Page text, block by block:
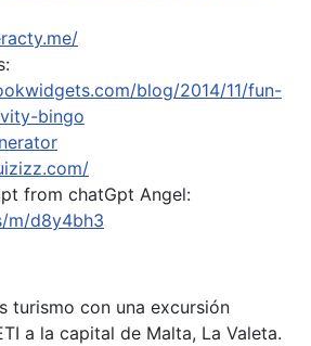
blog/2014/11/fun-
bingo
from chatGpt Angel:
m/d8y4bh3
turismo con una excursión
a la capital de Malta, La Valeta.